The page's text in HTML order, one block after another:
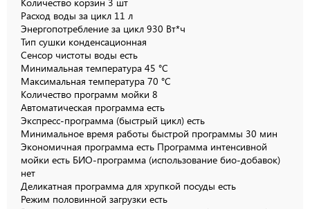
Расход воды за цикл 11 л
Энергопотребление за цикл 930 Вт*ч
Тип сушки конденсационная
Сенсор чистоты воды есть
Минимальная температура 45 °C
Максимальная температура 70 °C
Количество программ мойки 8
Автоматическая программа есть
Экспресс-программа (быстрый цикл) есть
Минимальное время работы быстрой программы 30 мин
Экономичная программа есть Программа интенсивной
мойки есть БИО-программа (использование био-добавок)
нет
Деликатная программа для хрупкой посуды есть
Режим половинной загрузки есть